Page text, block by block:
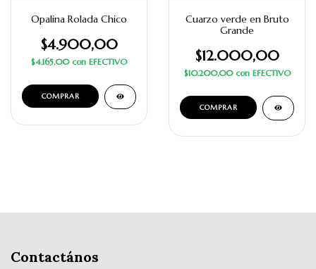
Opalina Rolada Chico
$4.900,00
$4.165,00 con EFECTIVO
Cuarzo verde en Bruto
Grande
$12.000,00
$10.200,00 con EFECTIVO
Contactános